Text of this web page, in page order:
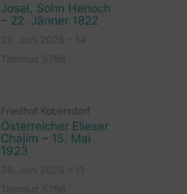
Josel, Sohn Henoch
– 22. Jänner 1822
Friedhof Kobersdorf
Österreicher Elieser
Chajim – 15. Mai
1923